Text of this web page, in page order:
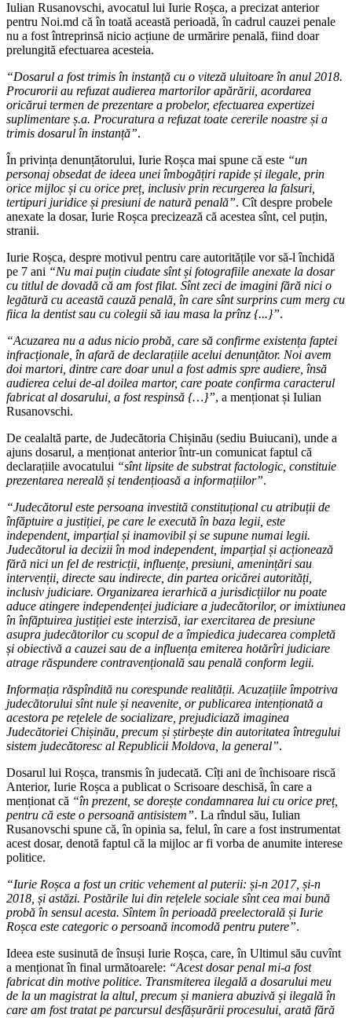
Iulian Rusanovschi, avocatul lui Iurie Roșca, a precizat anterior
pentru Noi.md că în toată această perioadă, în cadrul cauzei penale
nu a fost întreprinsă nicio acțiune de urmărire penală, fiind doar
prelungită efectuarea acesteia.
“Dosarul a fost trimis în instanță cu o viteză uluitoare în anul 2018.
Procurorii au refuzat audierea martorilor apărării, acordarea
oricărui termen de prezentare a probelor, efectuarea expertizei
suplimentare ș.a. Procuratura a refuzat toate cererile noastre și a
trimis dosarul în instanță”.
În privința denunțătorului, Iurie Roșca mai spune că este “un
personaj obsedat de ideea unei îmbogățiri rapide și ilegale, prin
orice mijloc și cu orice preț, inclusiv prin recurgerea la falsuri,
tertipuri juridice și presiuni de natură penală”. Cît despre probele
anexate la dosar, Iurie Roșca precizează că acestea sînt, cel puțin,
stranii.
Iurie Roșca, despre motivul pentru care autoritățile vor să-l închidă
pe 7 ani “Nu mai puțin ciudate sînt și fotografiile anexate la dosar
cu titlul de dovadă că am fost filat. Sînt zeci de imagini fără nici o
legătură cu această cauză penală, în care sînt surprins cum merg cu
fiica la dentist sau cu colegii să iau masa la prînz {...}”.
“Acuzarea nu a adus nicio probă, care să confirme existența faptei
infracționale, în afară de declarațiile acelui denunțător. Noi avem
doi martori, dintre care doar unul a fost admis spre audiere, însă
audierea celui de-al doilea martor, care poate confirma caracterul
fabricat al dosarului, a fost respinsă {…}”, a menționat și Iulian
Rusanovschi.
De cealaltă parte, de Judecătoria Chișinău (sediu Buiucani), unde a
ajuns dosarul, a menționat anterior într-un comunicat faptul că
declarațiile avocatului “sînt lipsite de substrat factologic, constituie
prezentarea nereală și tendențioasă a informațiilor”.
“Judecătorul este persoana investită constituțional cu atribuții de
înfăptuire a justiției, pe care le execută în baza legii, este
independent, imparțial și inamovibil și se supune numai legii.
Judecătorul ia decizii în mod independent, imparțial și acționează
fără nici un fel de restricții, influențe, presiuni, amenințări sau
intervenții, directe sau indirecte, din partea oricărei autorități,
inclusiv judiciare. Organizarea ierarhică a jurisdicțiilor nu poate
aduce atingere independenței judiciare a judecătorilor, or imixtiunea
în înfăptuirea justiției este interzisă, iar exercitarea de presiune
asupra judecătorilor cu scopul de a împiedica judecarea completă
și obiectivă a cauzei sau de a influența emiterea hotărîri judiciare
atrage răspundere contravențională sau penală conform legii.
Informația răspîndită nu corespunde realității. Acuzațiile împotriva
judecătorului sînt nule și neavenite, or publicarea intenționată a
acestora pe rețelele de socializare, prejudiciază imaginea
Judecătoriei Chișinău, precum și știrbește din autoritatea întregului
sistem judecătoresc al Republicii Moldova, la general”.
Dosarul lui Roșca, transmis în judecată. Cîți ani de închisoare riscă
Anterior, Iurie Roșca a publicat o Scrisoare deschisă, în care a
menționat că “în prezent, se dorește condamnarea lui cu orice preț,
pentru că este o persoană antisistem”. La rîndul său, Iulian
Rusanovschi spune că, în opinia sa, felul, în care a fost instrumentat
acest dosar, denotă faptul că la mijloc ar fi vorba de anumite interese
politice.
“Iurie Roșca a fost un critic vehement al puterii: și-n 2017, și-n
2018, și astăzi. Postările lui din rețelele sociale sînt cea mai bună
probă în sensul acesta. Sîntem în perioadă preelectorală și Iurie
Roșca este categoric o persoană incomodă pentru putere”.
Ideea este susinută de însuși Iurie Roșca, care, în Ultimul său cuvînt
a menționat în final următoarele: “Acest dosar penal mi-a fost
fabricat din motive politice. Transmiterea ilegală a dosarului meu
de la un magistrat la altul, precum și maniera abuzivă și ilegală în
care am fost tratat pe parcursul desfășurării procesului, arată fără